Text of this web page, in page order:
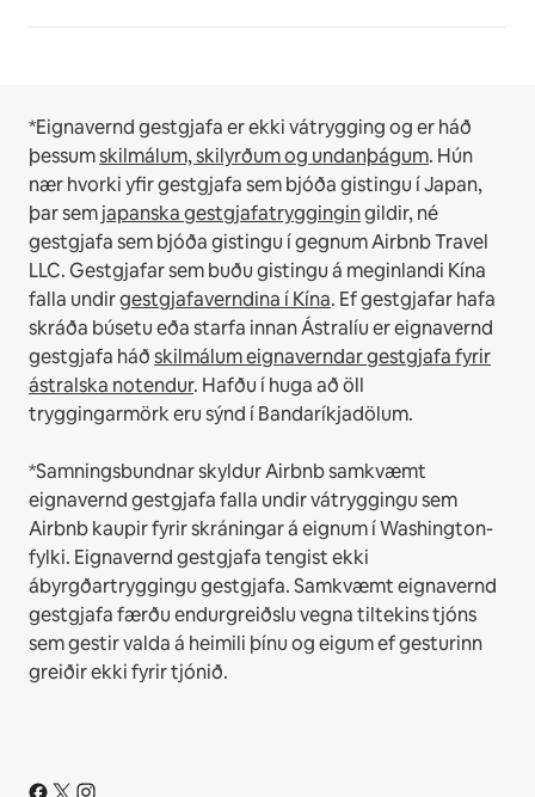
*Eignavernd gestgjafa er ekki vátrygging og er háð
þessumskilmálum, skilyrðum og undanþágum. Hún
nær hvorki yfir gestgjafa sem bjóða gistingu í Japan,
þar semjapanska gestgjafatryggingingildir, né
gestgjafa sem bjóða gistingu í gegnum Airbnb Travel
LLC.Gestgjafar sem buðu gistingu á meginlandi Kína
falla undirgestgjafaverndina í Kína. Ef gestgjafar hafa
skráða búsetu eða starfa innan Ástralíu er eignavernd
gestgjafa háðskilmálum eignaverndar gestgjafa fyrir
ástralska notendur. Hafðu í huga að öll
tryggingarmörk eru sýnd í Bandaríkjadölum.
*Samningsbundnar skyldur Airbnb samkvæmt
eignavernd gestgjafa falla undir vátryggingu sem
Airbnb kaupir fyrir skráningar á eignum í Washington-
fylki. Eignavernd gestgjafa tengist ekki
ábyrgðartryggingu gestgjafa. Samkvæmt eignavernd
gestgjafa færðu endurgreiðslu vegna tiltekins tjóns
sem gestir valda á heimili þínu og eigum ef gesturinn
greiðir ekki fyrir tjónið.